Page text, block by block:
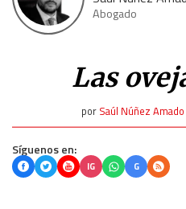
Abogado
Las
por Saúl Núñez Amado
Síguenos en:
IG G